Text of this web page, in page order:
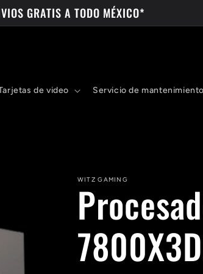
GRATIS A TODO MÉXICO*
de video Servicio de mantenimiento
WITZ GAMING